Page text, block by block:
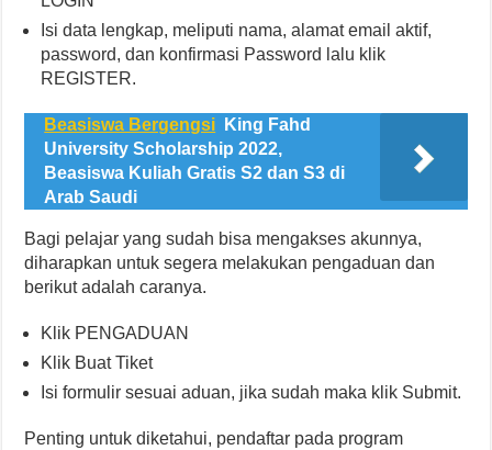
Isi data lengkap, meliputi nama, alamat email aktif,
password, dan konfirmasi Password lalu klik
REGISTER.
Beasiswa Bergengsi
King Fahd
University Scholarship 2022,
Beasiswa Kuliah Gratis S2 dan S3 di
Arab Saudi
Bagi pelajar yang sudah bisa mengakses akunnya,
diharapkan untuk segera melakukan pengaduan dan
berikut adalah caranya.
Klik PENGADUAN
Klik Buat Tiket
Isi formulir sesuai aduan, jika sudah maka klik Submit.
Penting untuk diketahui, pendaftar pada program